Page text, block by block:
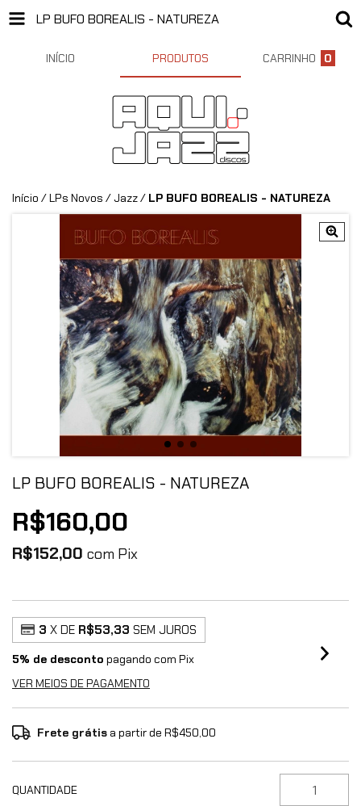
LP BUFO BOREALIS - NATUREZA
INÍCIO PRODUTOS CARRINHO 0
Início /LPs Novos /Jazz/ LP BUFO BOREALIS - NATUREZA
LP BUFO BOREALIS - NATUREZA
R$160,00
R$152,00 com Pix
3 X DE R$53,33 SEM JUROS
5% de desconto pagando com Pix
VER MEIOS DE PAGAMENTO
Frete grátisa partir deR$450,00
QUANTIDADE